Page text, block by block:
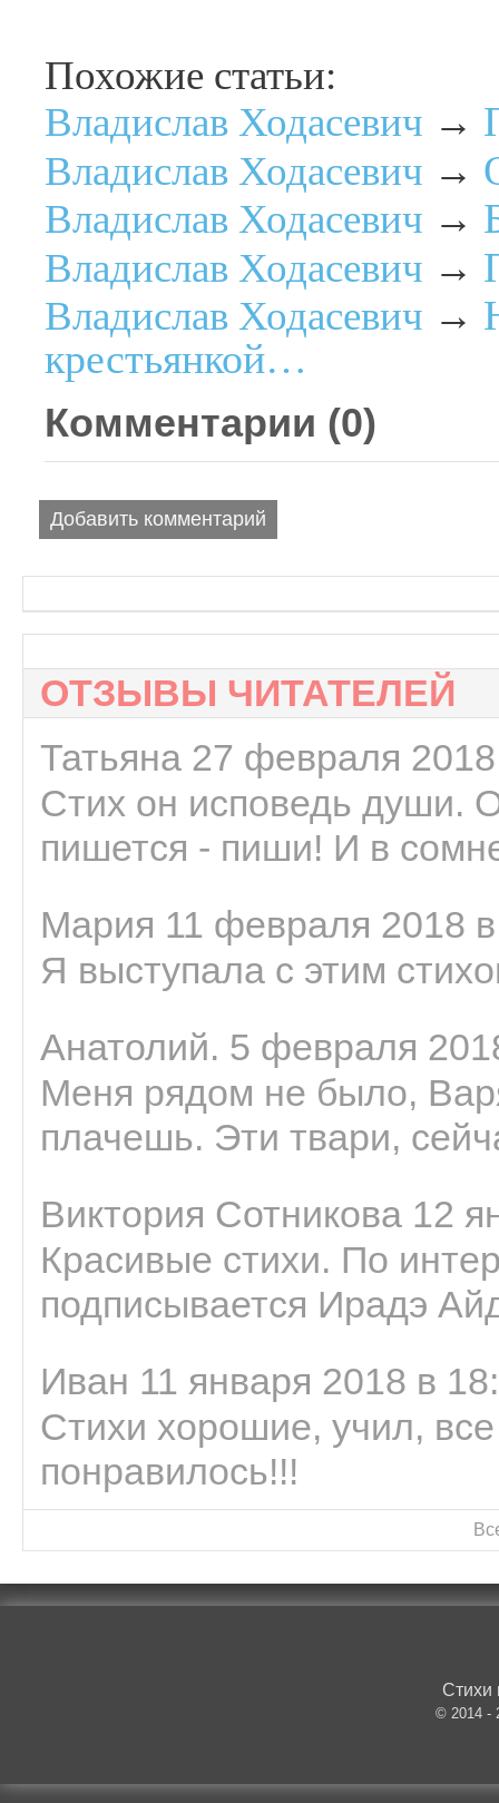
Похожие статьи:
Владислав Ходасевич →
Владислав Ходасевич →
Владислав Ходасевич →
Владислав Ходасевич →
Владислав Ходасевич →
крестьянкой…
Комментарии (0)
Добавить комментарий
ОТЗЫВЫ ЧИТАТЕЛЕЙ
Татьяна 27 февраля
Стих он исповедь души.
пишется - пиши! И в
Мария 11 февраля 2018
Я выступала с этим
Анатолий. 5 февраля
Меня рядом не было,
плачешь. Эти твари,
Виктория Сотникова 12
Красивые стихи. По
подписывается Ирадэ
Иван 11 января 2018 в
Стихи хорошие, учил,
понравилось!!!
Стихи
© 2014 -